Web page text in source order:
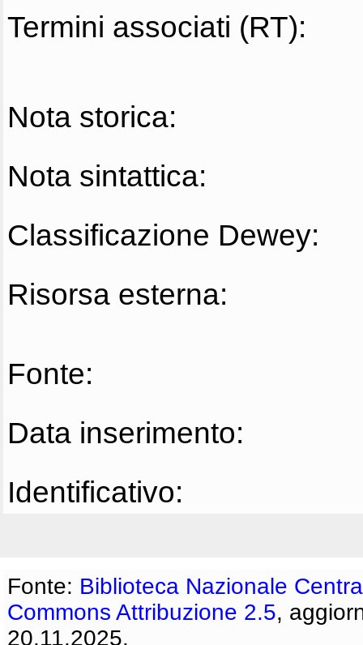
Termini associati (RT):
Nota storica:
Nota sintattica:
Classificazione Dewey:
Risorsa esterna:
Fonte:
Data inserimento:
Identificativo:
Fonte: Biblioteca Nazionale
Commons Attribuzione 2.5,
20.11.2025.